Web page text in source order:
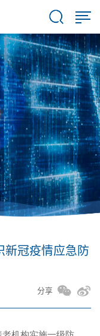
新冠疫情应急防
分享